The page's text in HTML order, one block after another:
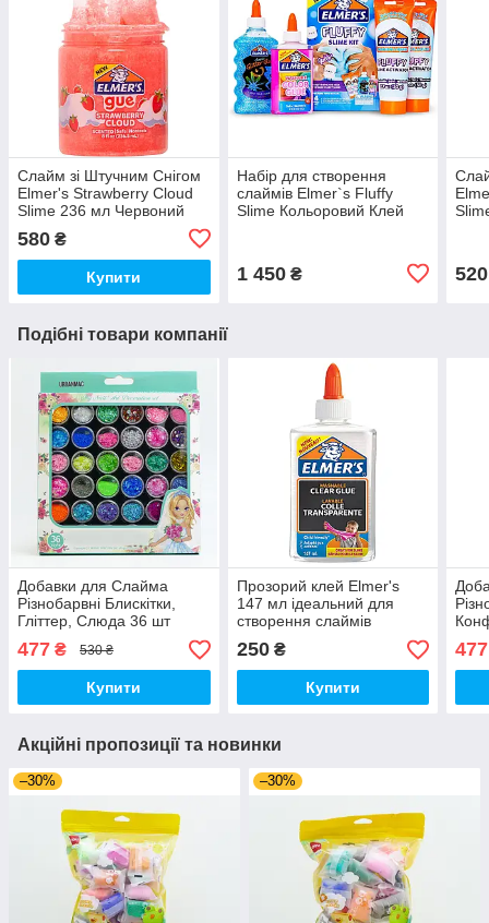
Слайм зі Штучним Снігом
Elmer's Strawberry Cloud
Slime 236 мл Червоний
580 ₴
Купити
Набір для створення
слаймів Elmer`s Fluffy
Slime Кольоровий Клей
1 450₴ 520
Подібні товари компанії
Добавки для Слайма
Різнобарвні Блискітки,
Гліттер, Слюда 36 шт
Набір декору для
манікюру (01183)
477 ₴ 530 ₴
Купити
Прозорий клей Elmer's
147 мл ідеальний для
створення слаймів
Елмерс (00256)
250₴
Купити
477
Акційні пропозиції та новинки
–30% –30%